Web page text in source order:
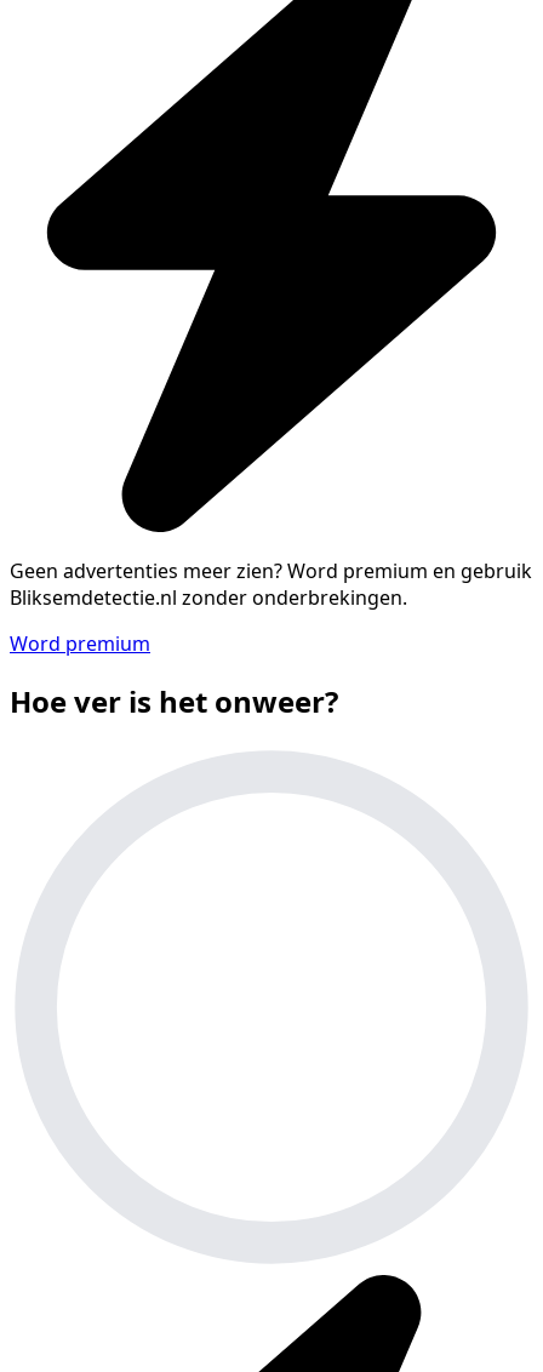
Geen advertenties meer zien?Word premium en gebruik
Bliksemdetectie.nl zonder onderbrekingen.
Word premium
Hoe ver is het onweer?